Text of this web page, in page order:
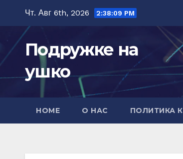
содержимому
Чт. Авг 6th, 2026 2:38:11 PM
Подружке на
ушко
HOME О НАС ПОЛИТИКА